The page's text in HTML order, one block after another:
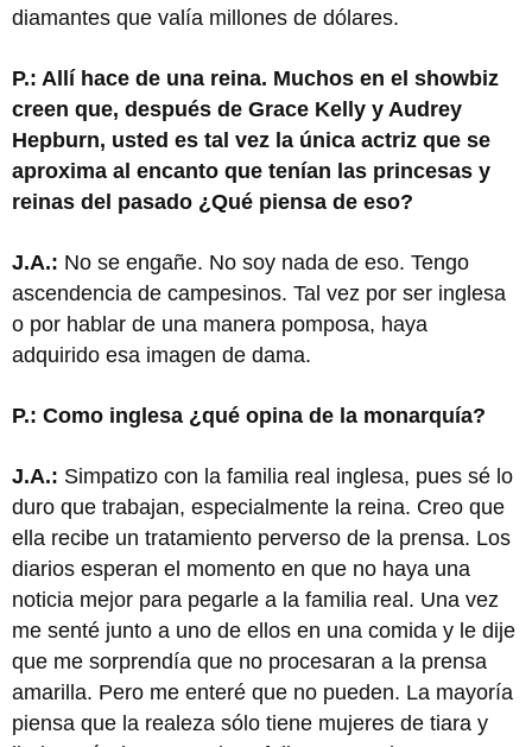
diamantes que valía millones de dólares.
P.: Allí hace de una reina. Muchos en el showbiz
creen que, después de Grace Kelly y Audrey
Hepburn, usted es tal vez la única actriz que se
aproxima al encanto que tenían las princesas y
reinas del pasado ¿Qué piensa de eso?
J.A.: No se engañe. No soy nada de eso. Tengo
ascendencia de campesinos. Tal vez por ser inglesa
o por hablar de una manera pomposa, haya
adquirido esa imagen de dama.
P.: Como inglesa ¿qué opina de la monarquía?
J.A.: Simpatizo con la familia real inglesa, pues sé lo
duro que trabajan, especialmente la reina. Creo que
ella recibe un tratamiento perverso de la prensa. Los
diarios esperan el momento en que no haya una
noticia mejor para pegarle a la familia real. Una vez
me senté junto a uno de ellos en una comida y le dije
que me sorprendía que no procesaran a la prensa
amarilla. Pero me enteré que no pueden. La mayoría
piensa que la realeza sólo tiene mujeres de tiara y